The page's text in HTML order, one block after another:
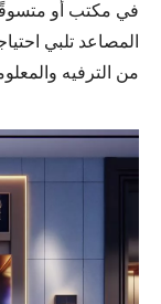
في مكتب أو
المصاعد تلبي
من الترفيه